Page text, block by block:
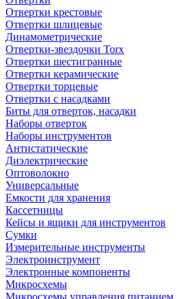
Отвертки крестовые
Отвертки шлицевые
Динамометрические
Отвертки-звездочки Torx
Отвертки шестигранные
Отвертки керамические
Отвертки торцевые
Отвертки с насадками
Биты для отверток, насадки
Наборы отверток
Наборы инструментов
Антистатические
Диэлектрические
Оптоволокно
Универсальные
Емкости для хранения
Кассетницы
Кейсы и ящики для инструментов
Сумки
Измерительные инструменты
Электроинструмент
Электронные компоненты
Микросхемы
Микросхемы управления питанием